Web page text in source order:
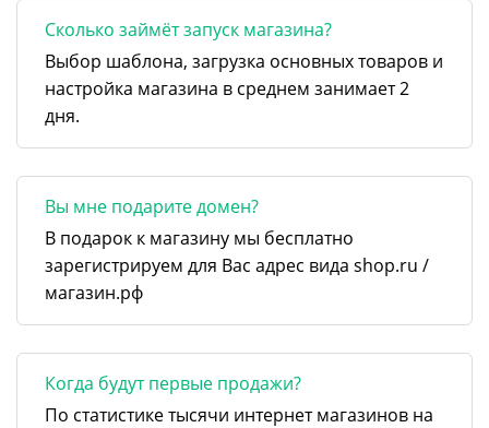
Сколько займёт запуск магазина?
Выбор шаблона, загрузка основных товаров и
настройка магазина в среднем занимает 2
дня.
Вы мне подарите домен?
В подарок к магазину мы бесплатно
зарегистрируем для Вас адрес вида shop.ru /
магазин.рф
Когда будут первые продажи?
По статистике тысячи интернет магазинов на